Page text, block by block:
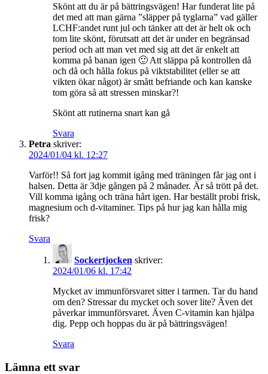
Skönt att du är på bättringsvägen! Har funderat lite på
det med att man gärna ”släpper på tyglarna” vad gäller
LCHF:andet runt jul och tänker att det är helt ok och
tom lite skönt, förutsatt att det är under en begränsad
period och att man vet med sig att det är enkelt att
komma på banan igen 🙂 Att släppa på kontrollen då
och då och hålla fokus på viktstabilitet (eller se att
vikten ökar något) är smått befriande och kan kanske
tom göra så att stressen minskar?!
Skönt att rutinerna snart kan gå
Svara
Petra skriver:
2024/01/04 kl. 12:27
Varför!! Så fort jag kommit igång med träningen får jag ont i
halsen. Detta är 3dje gången på 2 månader. Är så trött på det.
Vill komma igång och träna hårt igen. Har beställt probi frisk,
magnesium och d-vitaminer. Tips på hur jag kan hålla mig
frisk?
Svara
Sockertjocken skriver:
2024/01/06 kl. 17:42
Mycket av immunförsvaret sitter i tarmen. Tar du hand
om den? Stressar du mycket och sover lite? Även det
påverkar immunförsvaret. Även C-vitamin kan hjälpa
dig. Pepp och hoppas du är på bättringsvägen!
Svara
Lämna ett svar